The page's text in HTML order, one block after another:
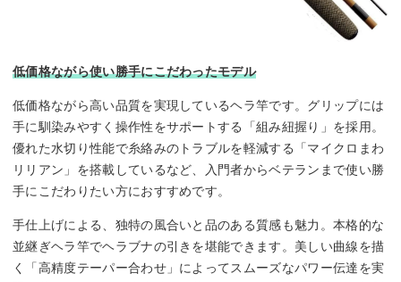
低価格ながら使い勝手にこだわったモデル
低価格ながら高い品質を実現しているヘラ竿です。グリップには
手に馴染みやすく操作性をサポートする「組み紐握り」を採用。
優れた水切り性能で糸絡みのトラブルを軽減する「マイクロまわ
リリアン」を搭載しているなど、入門者からベテランまで使い勝
手にこだわりたい方におすすめです。
手仕上げによる、独特の風合いと品のある質感も魅力。本格的な
並継ぎヘラ竿でヘラブナの引きを堪能できます。美しい曲線を描
く「高精度テーパー合わせ」によってスムーズなパワー伝達を実